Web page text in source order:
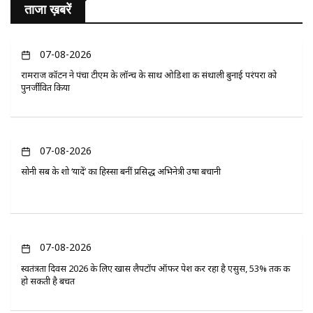
ताजा ख़बरें
07-08-2026
रामराज कॉटन ने पंचा टीएम के लॉन्च के साथ ओडिशा की संथाली बुनाई परंपरा को
पुनर्जीवित किया
07-08-2026
सोनी सब के शो ‘यादें’ का हिस्सा बनीं प्रसिद्ध अभिनेत्री उषा बचानी
07-08-2026
स्वतंत्रता दिवस 2026 के लिए खास लैपटॉप ऑफर पेश कर रहा है एसुस, 53% तक की
हो सकती है बचत